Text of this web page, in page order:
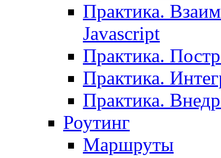
Практика.
Javascript
Практика.
Практика.
Практика.
Роутинг
Маршруты